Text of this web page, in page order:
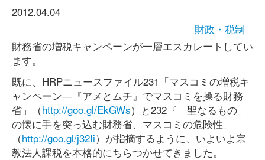
2012.04.04
財政・税制
財務省の増税キャンペーンが一層エスカレートしてい
ます。
既に、HRPニュースファイル231「マスコミの増税キ
ャンペーン―『アメとムチ』でマスコミを操る財務
省」（http://goo.gl/EkGWs）と232『「聖なるもの」
の懐に手を突っ込む財務省、マスコミの危険性」
（http://goo.gl/j32Ii）が指摘するように、いよいよ宗
教法人課税を本格的にちらつかせてきました。